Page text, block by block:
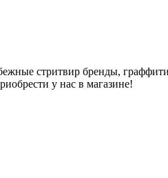
стритвир бренды,
у нас в магазине!